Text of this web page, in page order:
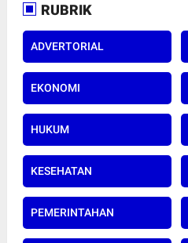
RUBRIK
ADVERTORIAL
EKONOMI
HUKUM
KESEHATAN
PEMERINTAHAN